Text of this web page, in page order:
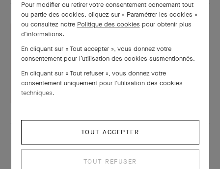
Fiche technique
TÉLÉCHARGER
Pour modifier ou retirer votre consentement concernant tout
ou partie des cookies, cliquez sur « Paramétrer les cookies »
ou consultez notre Politique des cookies pour obtenir plus
d’informations.
En cliquant sur « Tout accepter », vous donnez votre
consentement pour l’utilisation des cookies susmentionnés.
En cliquant sur « Tout refuser », vous donnez votre
consentement uniquement pour l’utilisation des cookies
techniques.
TOUT ACCEPTER
TOUT REFUSER